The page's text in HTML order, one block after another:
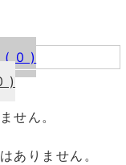
( 0 )
)
せん。
ありません。